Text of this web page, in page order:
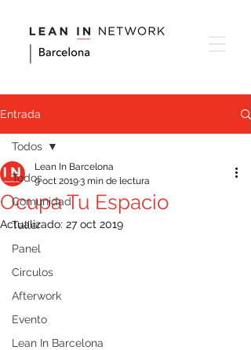
Entrada
Todos
Comunidad
Taller
Panel
Circulos
Afterwork
Evento
Lean In Barcelona
Todos
Ocupa Tu Espacio
Lean In Barcelona
9 oct 20193 min de lectura
Actualizado: 27 oct 2019